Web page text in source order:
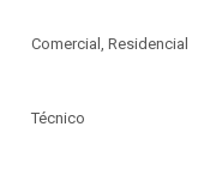
Comercial, Residencial
Técnico